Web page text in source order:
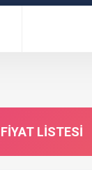
LISTESI